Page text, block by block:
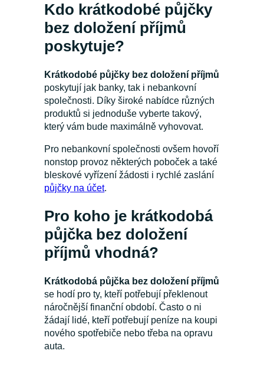
Kdo krátkodobé půjčky
bez doložení příjmů
poskytuje?
Krátkodobé půjčky bez doložení příjmů
poskytují jak banky, tak i nebankovní
společnosti. Díky široké nabídce různých
produktů si jednoduše vyberte takový,
který vám bude maximálně vyhovovat.
Pro nebankovní společnosti ovšem hovoří
nonstop provoz některých poboček a také
bleskové vyřízení žádosti i rychlé zaslání
půjčky na účet.
Pro koho je krátkodobá
půjčka bez doložení
příjmů vhodná?
Krátkodobá půjčka bez doložení příjmů
se hodí pro ty, kteří potřebují překlenout
náročnější finanční období. Často o ni
žádají lidé, kteří potřebují peníze na koupi
nového spotřebiče nebo třeba na opravu
auta.